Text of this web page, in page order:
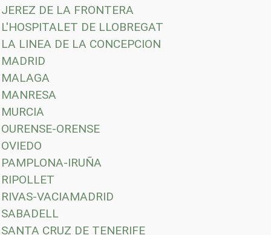
JEREZ DE LA FRONTERA
L'HOSPITALET DE LLOBREGAT
LA LINEA DE LA CONCEPCION
MADRID
MALAGA
MANRESA
MURCIA
OURENSE-ORENSE
OVIEDO
PAMPLONA-IRUÑA
RIPOLLET
RIVAS-VACIAMADRID
SABADELL
SANTA CRUZ DE TENERIFE